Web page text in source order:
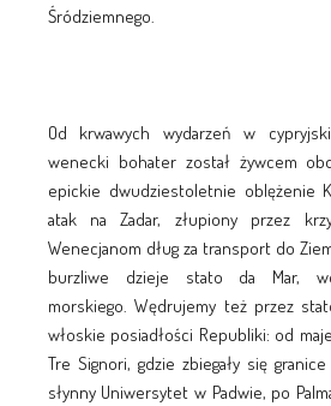
Śródziemnego.
Od krwawych wydarzeń w
wenecki bohater został żywcem
epickie dwudziestoletnie oblężenie
atak na Zadar, złupiony przez
Wenecjanom dług za transport do
burzliwe dzieje stato da Mar,
morskiego. Wędrujemy też przez
włoskie posiadłości Republiki: od
Tre Signori, gdzie zbiegały się
słynny Uniwersytet w Padwie, po